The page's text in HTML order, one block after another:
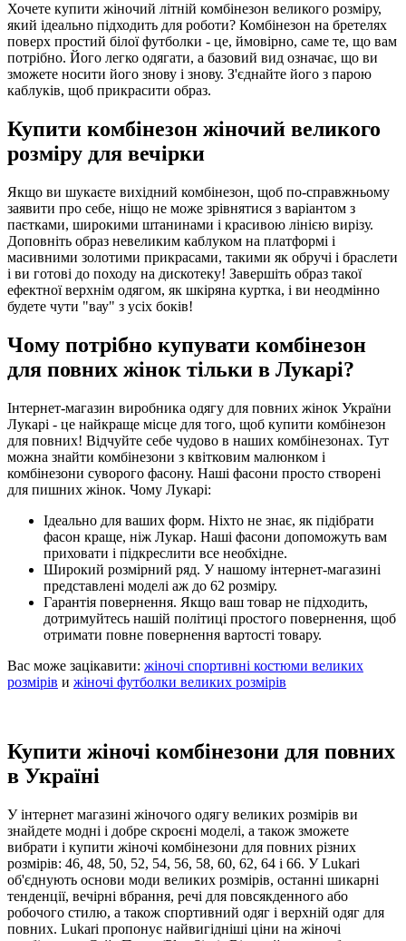
Хочете купити жіночий літній комбінезон великого розміру,
який ідеально підходить для роботи? Комбінезон на бретелях
поверх простий білої футболки - це, ймовірно, саме те, що вам
потрібно. Його легко одягати, а базовий вид означає, що ви
зможете носити його знову і знову. З'єднайте його з парою
каблуків, щоб прикрасити образ.
Купити комбінезон жіночий великого
розміру для вечірки
Якщо ви шукаєте вихідний комбінезон, щоб по-справжньому
заявити про себе, ніщо не може зрівнятися з варіантом з
паєтками, широкими штанинами і красивою лінією вирізу.
Доповніть образ невеликим каблуком на платформі і
масивними золотими прикрасами, такими як обручі і браслети
і ви готові до походу на дискотеку! Завершіть образ такої
ефектної верхнім одягом, як шкіряна куртка, і ви неодмінно
будете чути "вау" з усіх боків!
Чому потрібно купувати комбінезон
для повних жінок тільки в Лукарі?
Інтернет-магазин виробника одягу для повних жінок України
Лукарі - це найкраще місце для того, щоб купити комбінезон
для повних! Відчуйте себе чудово в наших комбінезонах. Тут
можна знайти комбінезони з квітковим малюнком і
комбінезони суворого фасону. Наші фасони просто створені
для пишних жінок. Чому Лукарі:
Ідеально для ваших форм. Ніхто не знає, як підібрати
фасон краще, ніж Лукар. Наші фасони допоможуть вам
приховати і підкреслити все необхідне.
Широкий розмірний ряд. У нашому інтернет-магазині
представлені моделі аж до 62 розміру.
Гарантія повернення. Якщо ваш товар не підходить,
дотримуйтесь нашій політиці простого повернення, щоб
отримати повне повернення вартості товару.
Вас може зацікавити: жіночі спортивні костюми великих
розмірів и жіночі футболки великих розмірів
Купити жіночі комбінезони для повних
в Україні
У інтернет магазині жіночого одягу великих розмірів ви
знайдете модні і добре скроєні моделі, а також зможете
вибрати і купити жіночі комбінезони для повних різних
розмірів: 46, 48, 50, 52, 54, 56, 58, 60, 62, 64 і 66. У Lukari
об'єднують основи моди великих розмірів, останні шикарні
тенденції, вечірні вбрання, речі для повсякденного або
робочого стилю, а також спортивний одяг і верхній одяг для
повних. Lukari пропонує найвигідніші ціни на жіночі